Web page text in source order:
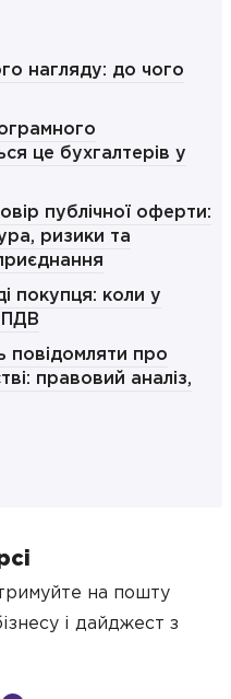
нагляду: до чого
це бухгалтерів у
публічної оферти:
ризики та
покупця: коли у
ПДВ
повідомляти про
правовий аналіз,
на пошту
і дайджест з